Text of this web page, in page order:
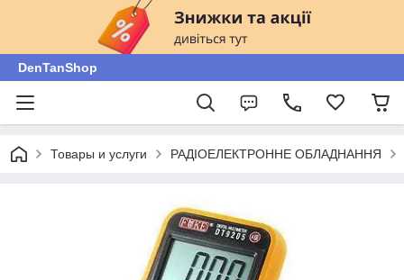
DenTanShop
Товары и услуги РАДІОЕЛЕКТРОННЕ ОБЛАДНАННЯ